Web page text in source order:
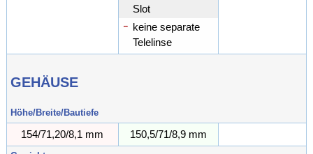
Slot
keine separate
Telelinse
GEHÄUSE
Höhe/Breite/Bautiefe
154/71,20/8,1 mm 150,5/71/8,9 mm